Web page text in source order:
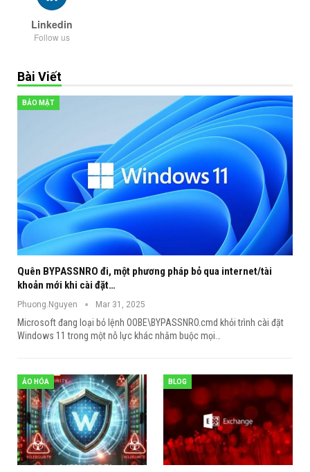
Linkedin
Follow us
Bài Viết
BẢO MẬT
Quên BYPASSNRO đi, một phương pháp bỏ qua internet/tài
khoản mới khi cài đặt…
Phuong.Nguyen Mar 31, 2025
Microsoft đang loại bỏ lệnh OOBE\BYPASSNRO.cmd khỏi trình cài đặt
Windows 11 trong một nỗ lực khác nhằm buộc mọi…
ẢO HÓA BLOG